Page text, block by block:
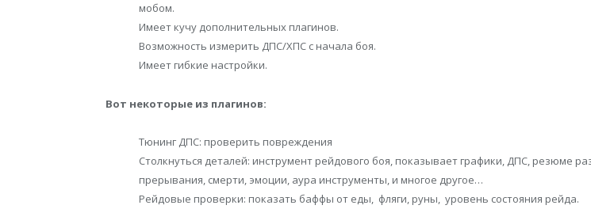
мобом.
Имеет кучу дополнительных плагинов.
Возможность измерить ДПС/ХПС с начала боя.
Имеет гибкие настройки.
Вот некоторые из плагинов:
Тюнинг ДПС: проверить повреждения
Столкнуться деталей: инструмент рейдового боя, показывает графики, ДПС, резюме
прерывания, смерти, эмоции, аура инструменты, и многое другое…
Рейдовые проверки: показать баффы от еды, фляги, руны, уровень состояния рейда.